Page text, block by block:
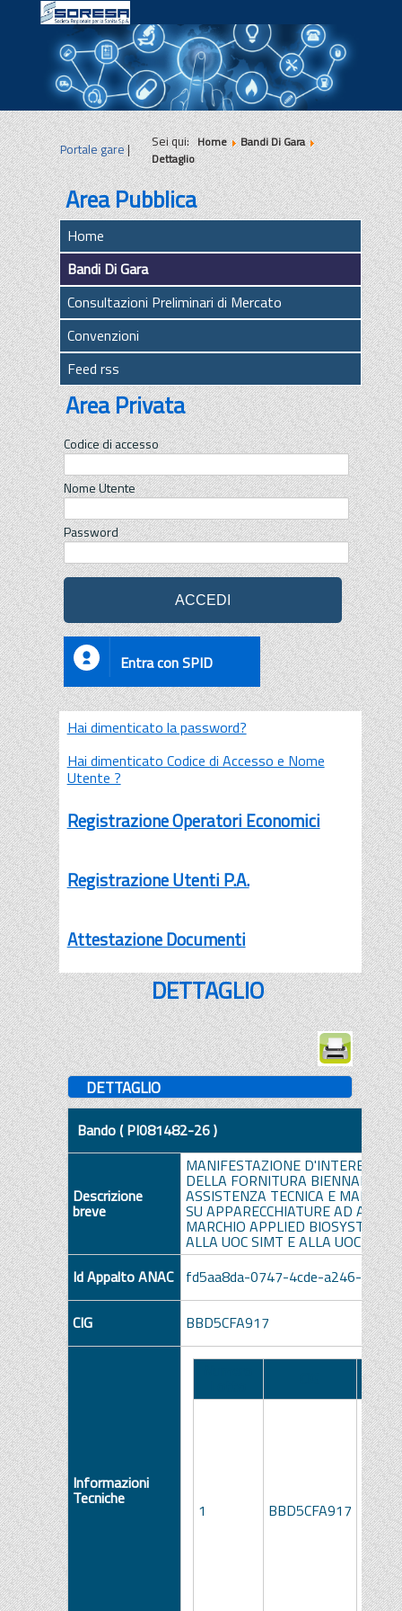
|||
Portale gare| Sei qui:Home
Bandi Di Gara
Dettaglio
Area Pubblica
Home
Bandi Di Gara
Consultazioni Preliminari di Mercato
Convenzioni
Feed rss
Area Privata
Codice di accesso
Nome Utente
Password
Entra con SPID
Hai dimenticato la password?
Hai dimenticato Codice di Accesso e Nome
Utente ?
Registrazione Operatori Economici
Registrazione Utenti P.A.
Attestazione Documenti
DETTAGLIO
DETTAGLIO
Bando ( PI081482-26 )
Descrizione
breve
MANIFESTAZIONE D'INTERESSE
DELLA FORNITURA BIENNALE
ASSISTENZA TECNICA E
SU APPARECCHIATURE AD ALTA
MARCHIO APPLIED BIOSYSTEMS
ALLA UOC SIMT E ALLA UOC
Id Appalto ANAC
fd5aa8da-0747-4cde-a246-
CIG BBD5CFA917
Informazioni
Tecniche
1 BBD5CFA917
FULL